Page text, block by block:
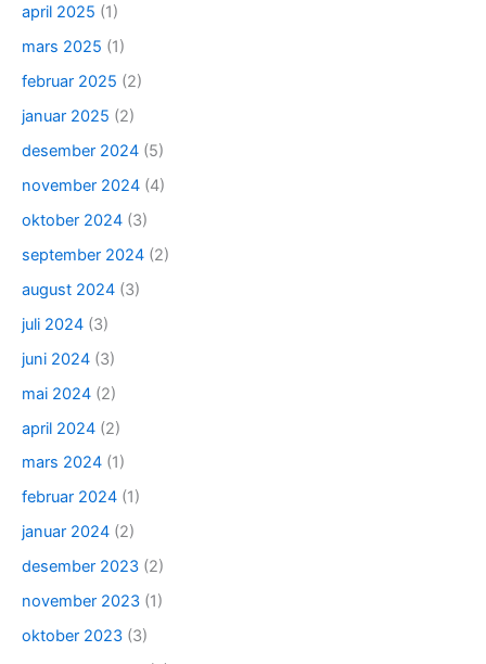
april 2025 (1)
mars 2025 (1)
februar 2025 (2)
januar 2025 (2)
desember 2024 (5)
november 2024 (4)
oktober 2024 (3)
september 2024 (2)
august 2024 (3)
juli 2024 (3)
juni 2024 (3)
mai 2024 (2)
april 2024 (2)
mars 2024 (1)
februar 2024 (1)
januar 2024 (2)
desember 2023 (2)
november 2023 (1)
oktober 2023 (3)